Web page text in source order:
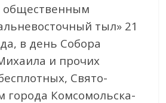
тыл» 21
в день Собора
и прочих
Свято-
города Комсомольска-